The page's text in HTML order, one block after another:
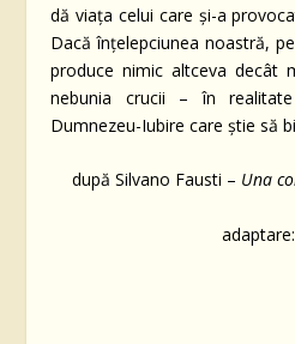
dă viața celui care și-a
Dacă înțelepciunea noastră,
produce nimic altceva decât
nebunia crucii – în
Dumnezeu-Iubire care știe să
după Silvano Fausti – Una